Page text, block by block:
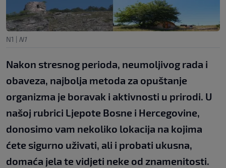
N1 | N1
Nakon stresnog perioda, neumoljivog rada i
obaveza, najbolja metoda za opuštanje
organizma je boravak i aktivnosti u prirodi. U
našoj rubrici Ljepote Bosne i Hercegovine,
donosimo vam nekoliko lokacija na kojima
ćete sigurno uživati, ali i probati ukusna,
domaća jela te vidjeti neke od znamenitosti.